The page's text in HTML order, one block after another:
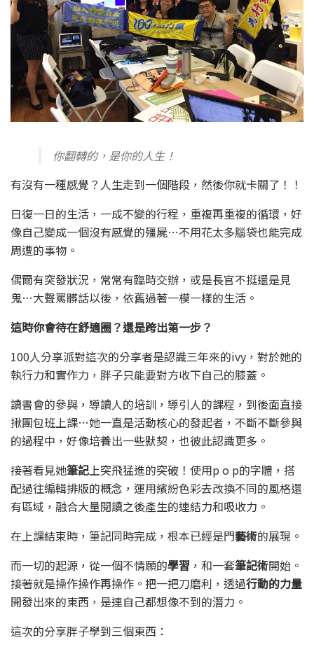
你翻轉的，是你的人生！
有沒有一種感覺？人生走到一個階段，然後你就卡關了！！
日復一日的生活，一成不變的行程，重複再重複的循環，好
像自己變成一個沒有感覺的殭屍…不用花太多腦袋也能完成
周遭的事物。
偶爾有突發狀況，常常有臨時交辦，或是長官不挺還是見
鬼…大聲罵髒話以後，依舊過著一模一樣的生活。
這時你會待在舒適圈？還是跨出第一步？
100人分享派對這次的分享者是認識三年來的ivy，對於她的
執行力和實作力，胖子只能要對方收下自己的膝蓋。
讀書會的參與，導讀人的培訓，導引人的課程，到後面直接
揪團包班上課…她一直是活動核心的發起者，不斷不斷參與
的過程中，好像培養出一些默契，也彼此認識更多。
接著看見她筆記 上突飛猛進的突破！使用p o p的字體，搭
配過往編輯排版的概念，運用繽紛色彩去改換不同的風格還
有區域，融合大量閱讀之後產生的連結力和吸收力。
在上課結束時，筆記同時完成，根本已經是門藝術的展現。
而一切的起源，從一個不情願的學習 ，和一套筆記術開始。
接著就是操作操作再操作。把一把刀磨利，透過行動的力量
開發出來的東西，是連自己都想像不到的潛力。
這次的分享胖子學到三個東西：